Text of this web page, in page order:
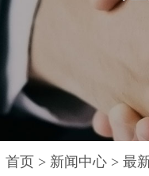
首页 > 新闻中心 > 最